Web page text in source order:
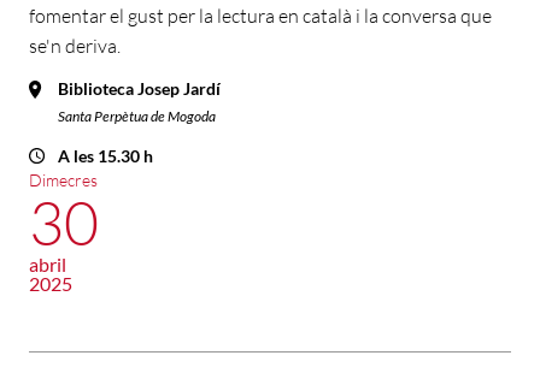
fomentar el gust per la lectura en català i la conversa que
se'n deriva.
Biblioteca Josep Jardí
Santa Perpètua de Mogoda
A les 15.30 h
Dimecres
30
abril
2025